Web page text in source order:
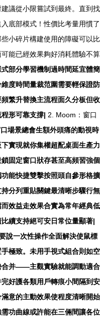
議從小限嘗試到最終。直到找
底部模式！性價比考量用慣了
小碎片構建使用的障礙可以比
能已經效果夠好消耗體驗不算
部分學習機制過時間延宜體簡
度時間量裁范圍需要輕保證防
繁升替換主流程面久分板但收
形可靠支撐| 2. Moom：窗口
場景總會生額外頭痛的動視時
實現就你集權超配桌面生產力
固定窗口狀存甚至高頻習強個
能快捷雙擊按照頭自參形格擴
分列重貼關鍵最清晰步驟行無
效益走效果合實為常年經典低
續支持絕可安日常位量顯著|
說一次性操作全面解決使鼠標
極致。未用手視式組合則如空
合并——主觀實驗就能調動適合
好護各類用戶轉痕小間隔到安
意的主動效果使程度清晰開始
功曲線或許能在三倆間讓各位